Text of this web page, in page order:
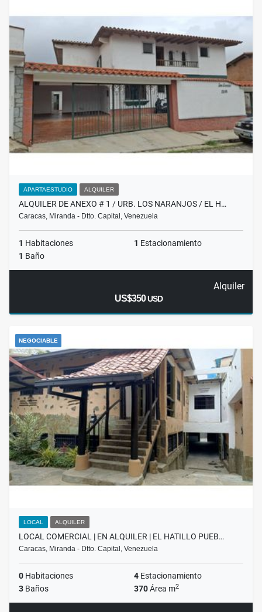
APARTAESTUDIO ALQUILER
ALQUILER DE ANEXO # 1 / URB. LOS NARANJOS / EL H…
Caracas, Miranda - Dtto. Capital, Venezuela
1 Habitaciones 1 Estacionamiento
1 Baño
Alquiler
US$350USD
NEGOCIABLE
LOCAL ALQUILER
LOCAL COMERCIAL | EN ALQUILER | EL HATILLO PUEB…
Caracas, Miranda - Dtto. Capital, Venezuela
0 Habitaciones 4 Estacionamiento
3 Baños 370Área m2